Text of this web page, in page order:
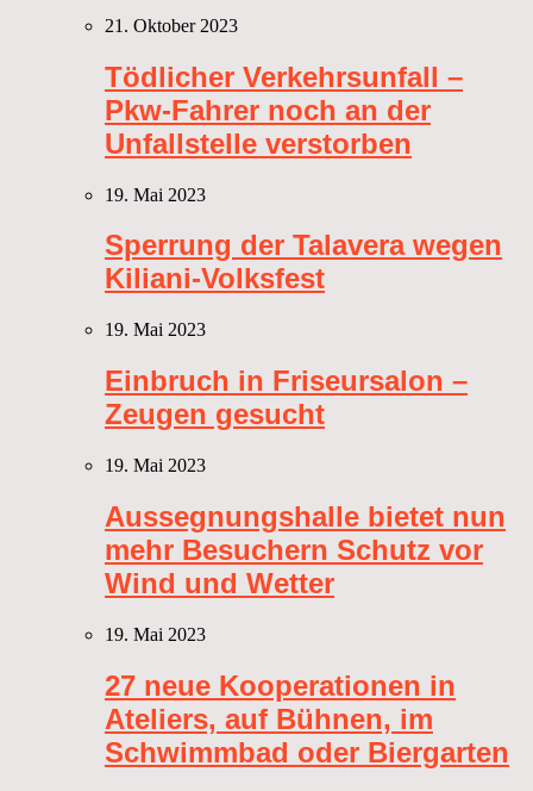
21. Oktober 2023
Tödlicher Verkehrsunfall –
Pkw-Fahrer noch an der
Unfallstelle verstorben
19. Mai 2023
Sperrung der Talavera wegen
Kiliani-Volksfest
19. Mai 2023
Einbruch in Friseursalon –
Zeugen gesucht
19. Mai 2023
Aussegnungshalle bietet nun
mehr Besuchern Schutz vor
Wind und Wetter
19. Mai 2023
27 neue Kooperationen in
Ateliers, auf Bühnen, im
Schwimmbad oder Biergarten